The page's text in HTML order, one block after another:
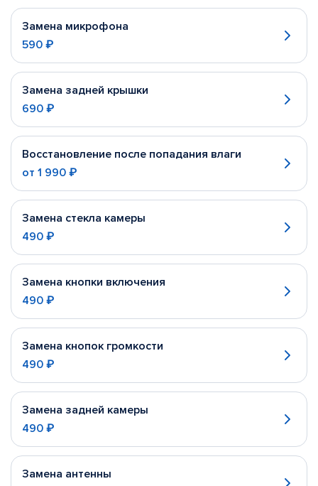
Замена микрофона
590 ₽
Замена задней крышки
690 ₽
Восстановление после попадания влаги
от 1 990 ₽
Замена стекла камеры
490 ₽
Замена кнопки включения
490 ₽
Замена кнопок громкости
490 ₽
Замена задней камеры
490 ₽
Замена антенны